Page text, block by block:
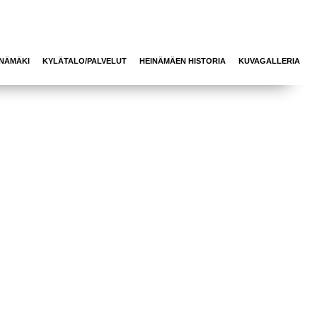
KYLÄTALO/PALVELUT HEINÄMÄEN HISTORIA KUVAGALLERIA